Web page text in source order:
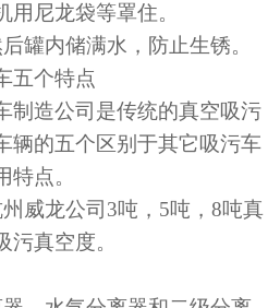
用尼龙袋等罩住。
罐内储满水，防止生锈。
五个特点
制造公司是传统的真空吸污
辆的五个区别于其它吸污车
点。
威龙公司3吨，5吨，8吨真
污真空度。